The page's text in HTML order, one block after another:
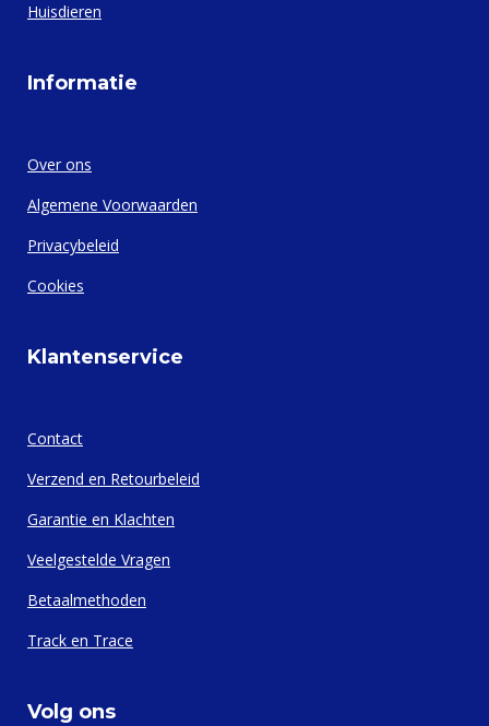
Huisdieren
Informatie
Over ons
Algemene Voorwaarden
Privacybeleid
Cookies
Klantenservice
Contact
Verzend en Retourbeleid
Garantie en Klachten
Veelgestelde Vragen
Betaalmethoden
Track en Trace
Volg ons